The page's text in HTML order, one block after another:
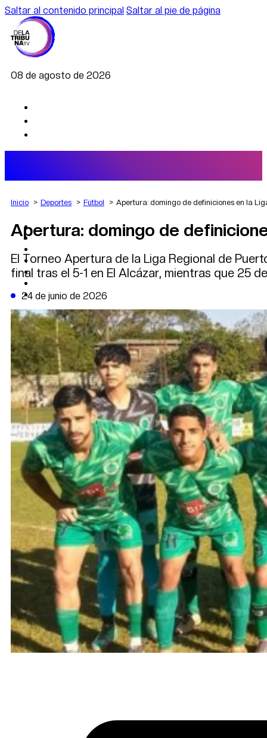
Saltar al contenido principal Saltar al pie de página
08 de agosto de 2026
AGRO
DEPORTES
POLÍTICA
CAMBIO CLIMÁTICO
DE LA TRIBUNA TV
Inicio Deportes Fútbol Apertura: domingo de definiciones en la
Apertura: domingo de
El Torneo Apertura de la Liga Regional de
final tras el 5-1 en El Alcázar, mientras que 25
24 de junio de 2026